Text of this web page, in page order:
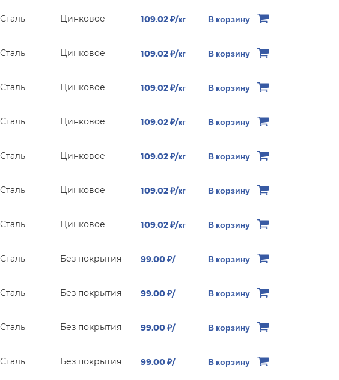
Сталь Цинковое 109.02 ₽/кг В корзину
Сталь Цинковое 109.02 ₽/кг В корзину
Сталь Цинковое 109.02 ₽/кг В корзину
Сталь Цинковое 109.02 ₽/кг В корзину
Сталь Цинковое 109.02 ₽/кг В корзину
Сталь Цинковое 109.02 ₽/кг В корзину
Сталь Цинковое 109.02 ₽/кг В корзину
Сталь Без покрытия 99.00 ₽/ В корзину
Сталь Без покрытия 99.00 ₽/ В корзину
Сталь Без покрытия 99.00 ₽/ В корзину
Сталь Без покрытия 99.00 ₽/ В корзину